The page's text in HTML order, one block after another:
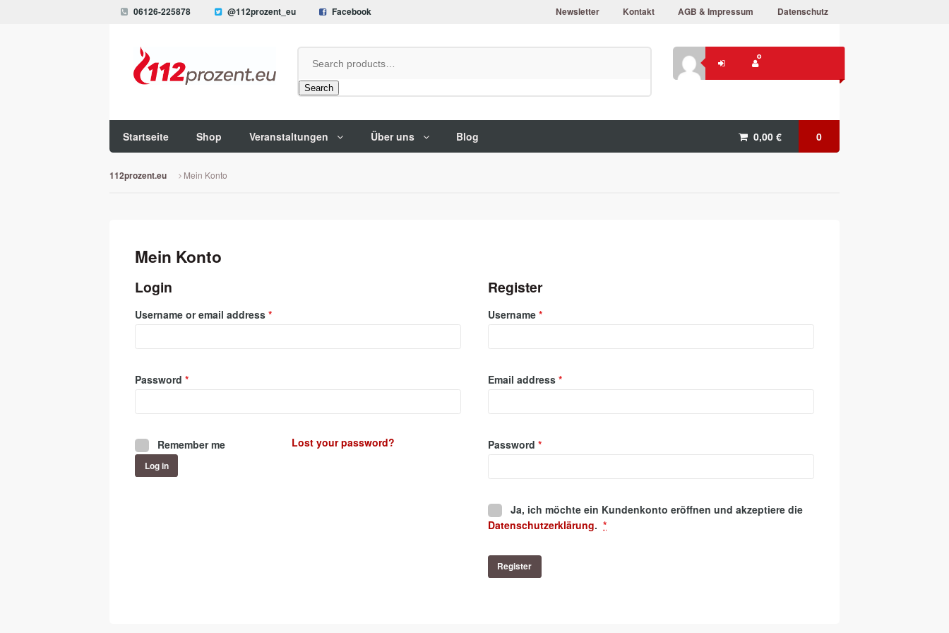
06126-225878 @112prozent_eu Facebook Newsletter Kontakt AGB & Impressum Datenschutz
Search
0,00 € 0
Startseite Shop Veranstaltungen Über uns Blog
112prozent.eu Mein Konto
Mein Konto
Login
Username or email address*Required
Password*Required
Remember me
Log in
Lost your password?
Register
Username*Required
Email address*Required
Password*Required
Ja, ich möchte ein Kundenkonto eröffnen und akzeptiere die
Datenschutzerklärung. *
Register